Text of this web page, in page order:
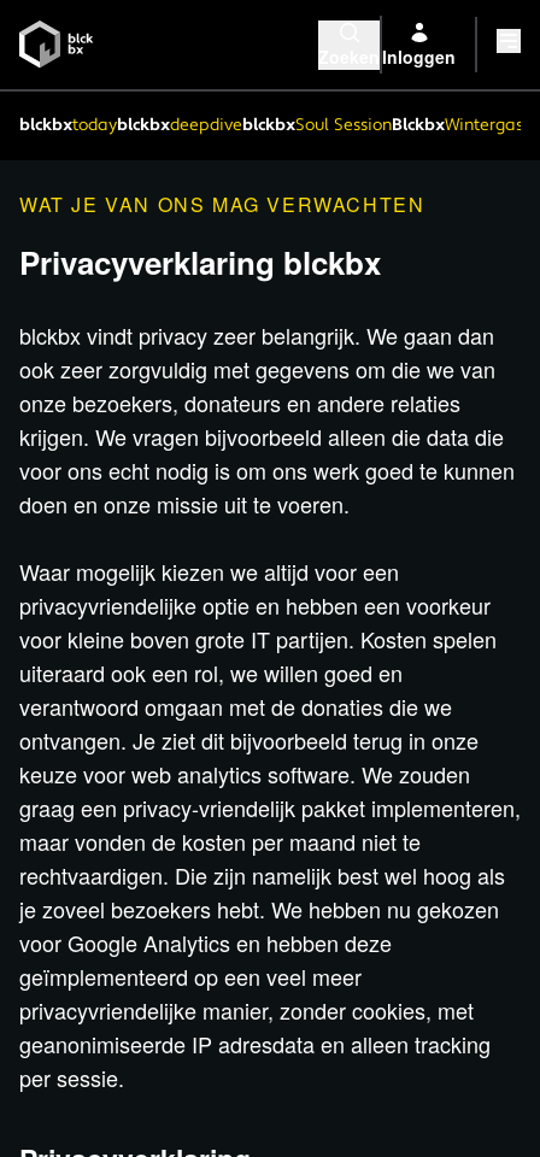
Inloggen
blckbxtodayblckbxdeepdiveblckbxSoul SessionBlckbx
WAT JE VAN ONS MAG VERWACHTEN
Privacyverklaring blckbx
blckbx vindt privacy zeer belangrijk. We gaan dan
ook zeer zorgvuldig met gegevens om die we van
onze bezoekers, donateurs en andere relaties
krijgen. We vragen bijvoorbeeld alleen die data die
voor ons echt nodig is om ons werk goed te kunnen
doen en onze missie uit te voeren.
Waar mogelijk kiezen we altijd voor een
privacyvriendelijke optie en hebben een voorkeur
voor kleine boven grote IT partijen. Kosten spelen
uiteraard ook een rol, we willen goed en
verantwoord omgaan met de donaties die we
ontvangen. Je ziet dit bijvoorbeeld terug in onze
keuze voor web analytics software. We zouden
graag een privacy-vriendelijk pakket implementeren,
maar vonden de kosten per maand niet te
rechtvaardigen. Die zijn namelijk best wel hoog als
je zoveel bezoekers hebt. We hebben nu gekozen
voor Google Analytics en hebben deze
geïmplementeerd op een veel meer
privacyvriendelijke manier, zonder cookies, met
geanonimiseerde IP adresdata en alleen tracking
per sessie.